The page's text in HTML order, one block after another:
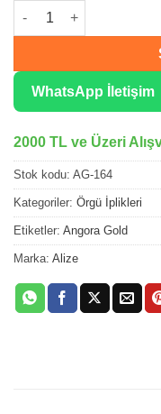
Alize Angora Gold Göl
WhatsApp İletişim
2000 TL ve Üzeri
Stok kodu: AG-164
Kategoriler: Örgü İplikleri
Etiketler: Angora Gold
Marka: Alize